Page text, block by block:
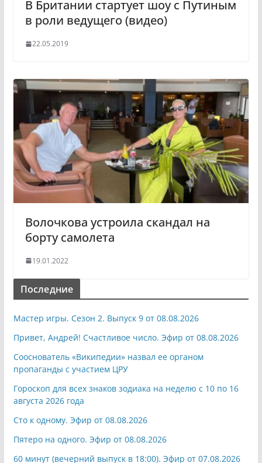
В Британии стартует шоу с Путиным
в роли ведущего (видео)
22.05.2019
Волочкова устроила скандал на
борту самолета
19.01.2022
Последние
Мастер игры. Сезон 2. Выпуск 9 от 08.08.2026
Привет, Андрей! Счастливое число. Эфир от 08.08.2026
Сооснователь «Википедии» назвал ее органом
пропаганды с участием ЦРУ
Гороскоп для всех знаков зодиака на неделю с 10 по 16
августа 2026 года
Сто к одному. Эфир от 08.08.2026
Пятеро на одного. Эфир от 08.08.2026
60 минут (вечерний выпуск в 18:00). Эфир от 07.08.2026